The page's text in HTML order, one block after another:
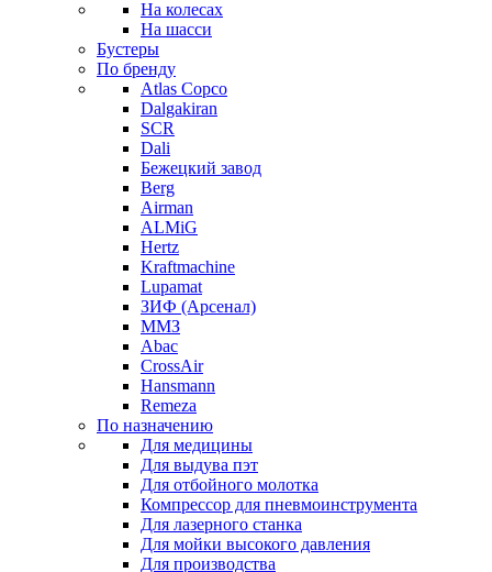
На колесах
На шасси
Бустеры
По бренду
Atlas Copco
Dalgakiran
SCR
Dali
Бежецкий завод
Berg
Airman
ALMiG
Hertz
Kraftmachine
Lupamat
ЗИФ (Арсенал)
ММЗ
Abac
CrossAir
Hansmann
Remeza
По назначению
Для медицины
Для выдува пэт
Для отбойного молотка
Компрессор для пневмоинструмента
Для лазерного станка
Для мойки высокого давления
Для производства